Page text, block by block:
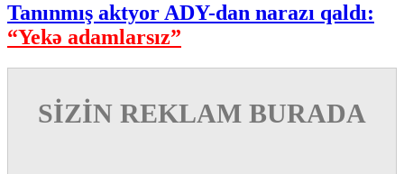
Tanınmış aktyor ADY-dan narazı qaldı:
“Yekə adamlarsız”
SİZİN REKLAM BURADA